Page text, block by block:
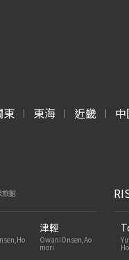
東 | 東海 | 近畿 |
旅館
津輕
OwaniOnsen,Ao
mori